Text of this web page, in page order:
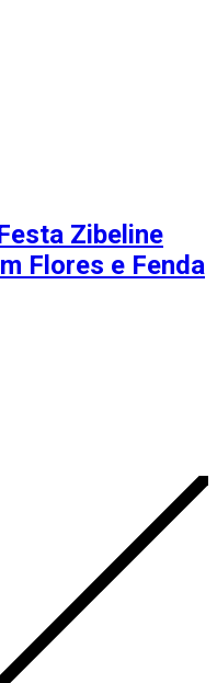
Zibeline
Flores e Fenda